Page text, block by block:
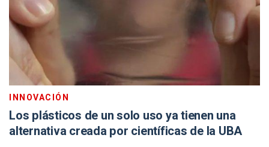
INNOVACIÓN
Los plásticos de un solo uso ya tienen una
alternativa creada por científicas de la UBA